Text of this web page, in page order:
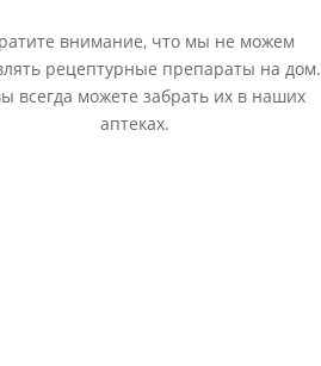
внимание, что мы не можем
рецептурные препараты на дом.
всегда можете забрать их в наших
аптеках.